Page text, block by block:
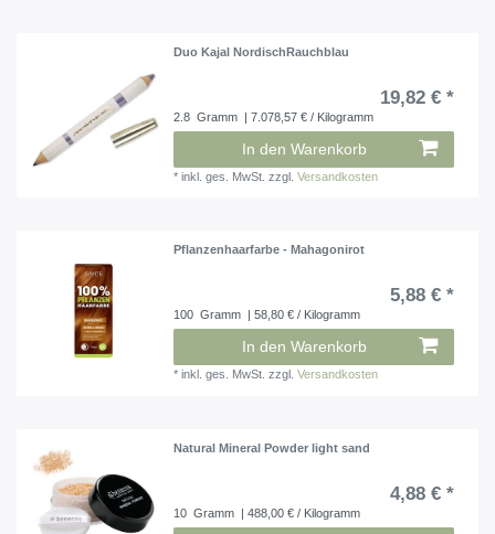
Duo Kajal NordischRauchblau
19,82 € *
2.8 Gramm | 7.078,57 € / Kilogramm
In den Warenkorb
*inkl. ges. MwSt. zzgl.Versandkosten
Pflanzenhaarfarbe - Mahagonirot
5,88 € *
100 Gramm | 58,80 € / Kilogramm
In den Warenkorb
*inkl. ges. MwSt. zzgl.Versandkosten
Natural Mineral Powder light sand
4,88 € *
10 Gramm | 488,00 € / Kilogramm